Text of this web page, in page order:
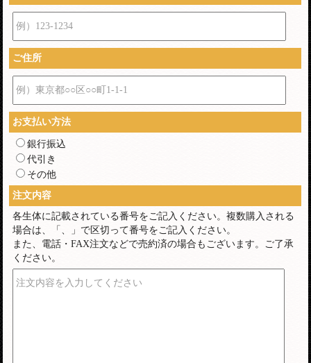
例）123-1234
ご住所
例）東京都○○区○○町1-1-1
お支払い方法
銀行振込
代引き
その他
注文内容
各生体に記載されている番号をご記入ください。複数購入される
場合は、「、」で区切って番号をご記入ください。
また、電話・FAX注文などで売約済の場合もございます。ご了承
ください。
注文内容を入力してください